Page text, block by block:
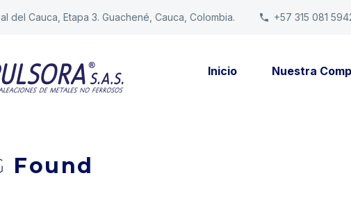
del Cauca, Etapa 3. Guachené, Cauca, Colombia. +57 315 081
Inicio Nuestra
Found